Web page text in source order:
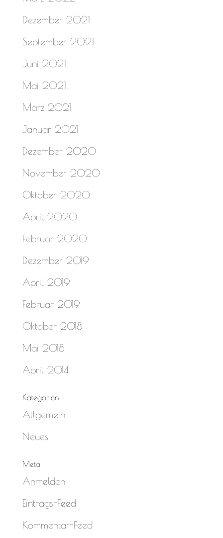
Dezember 2021
September 2021
Juni 2021
Mai 2021
März 2021
Januar 2021
Dezember 2020
November 2020
Oktober 2020
April 2020
Februar 2020
Dezember 2019
April 2019
Februar 2019
Oktober 2018
Mai 2018
April 2014
Kategorien
Allgemein
Neues
Meta
Anmelden
Eintrags-Feed
Kommentar-Feed